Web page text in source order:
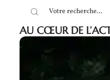
AU CŒUR DE